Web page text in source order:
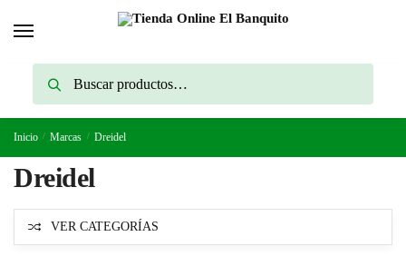
Buscar
Inicio / Marcas / Dreidel
Dreidel
VER CATEGORÍAS